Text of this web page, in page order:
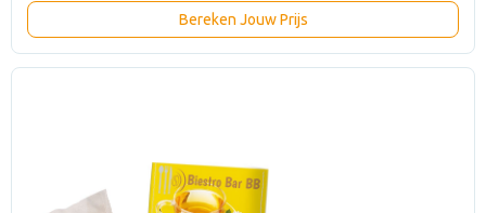
Bereken Jouw Prijs